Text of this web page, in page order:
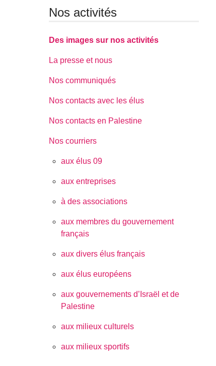
Nos activités
Des images sur nos activités
La presse et nous
Nos communiqués
Nos contacts avec les élus
Nos contacts en Palestine
Nos courriers
aux élus 09
aux entreprises
à des associations
aux membres du gouvernement
français
aux divers élus français
aux élus européens
aux gouvernements d’Israël et de
Palestine
aux milieux culturels
aux milieux sportifs